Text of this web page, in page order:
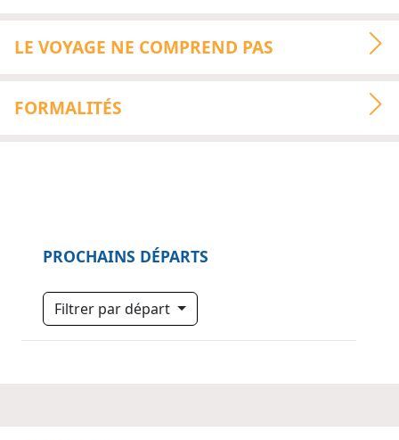
LE VOYAGE NE COMPREND PAS
FORMALITÉS
PROCHAINS DÉPARTS
Filtrer par départ